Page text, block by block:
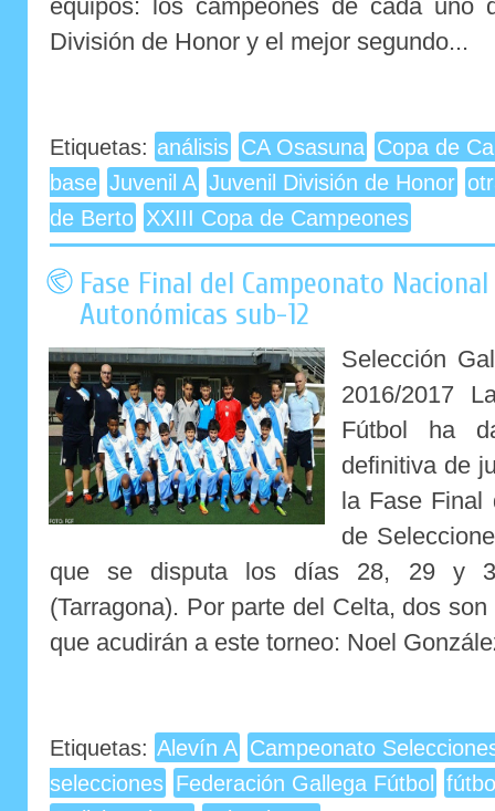
equipos: los campeones de cada uno
División de Honor y el mejor segundo...
Etiquetas: análisis CA Osasuna Copa de
base Juvenil A Juvenil División de Honor
de Berto XXIII Copa de Campeones
Fase Final del Campeonato
Autonómicas sub-12
Selección
2016/2017
Fútbol ha
definitiva de
la Fase Final
de
que se disputa los días 28, 29 y
(Tarragona). Por parte del Celta, dos
que acudirán a este torneo: Noel
Etiquetas: Alevín A Campeonato
selecciones Federación Gallega Fútbol